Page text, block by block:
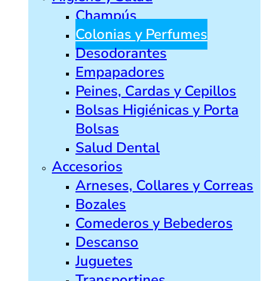
Champús
Colonias y Perfumes
Desodorantes
Empapadores
Peines, Cardas y Cepillos
Bolsas Higiénicas y Porta
Bolsas
Salud Dental
Accesorios
Arneses, Collares y Correas
Bozales
Comederos y Bebederos
Descanso
Juguetes